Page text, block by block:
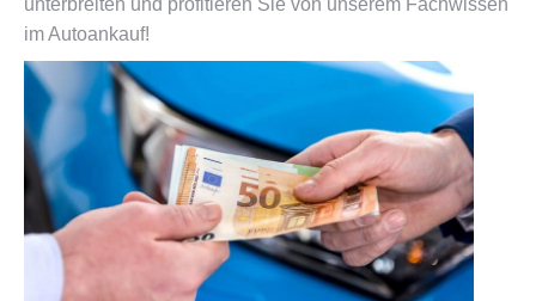
unterbreiten und profitieren Sie von unserem Fachwissen
im Autoankauf!